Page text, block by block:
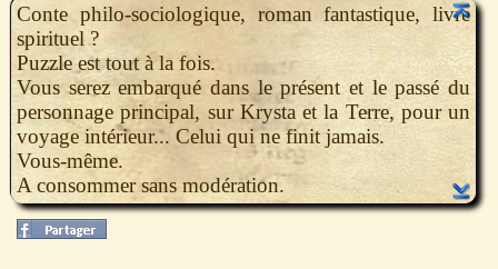
Conte philo-sociologique, roman fantastique, livre
spirituel ?
Puzzle est tout à la fois.
Vous serez embarqué dans le présent et le passé du
personnage principal, sur Krysta et la Terre, pour un
voyage intérieur... Celui qui ne finit jamais.
Vous-même.
A consommer sans modération.